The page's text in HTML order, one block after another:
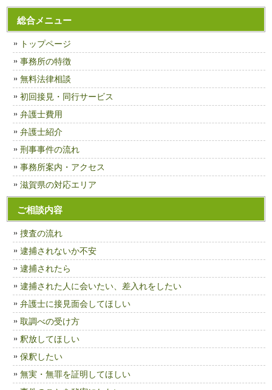
総合メニュー
トップページ
事務所の特徴
無料法律相談
初回接見・同行サービス
弁護士費用
弁護士紹介
刑事事件の流れ
事務所案内・アクセス
滋賀県の対応エリア
ご相談内容
捜査の流れ
逮捕されないか不安
逮捕されたら
逮捕された人に会いたい、差入れをしたい
弁護士に接見面会してほしい
取調べの受け方
釈放してほしい
保釈したい
無実・無罪を証明してほしい